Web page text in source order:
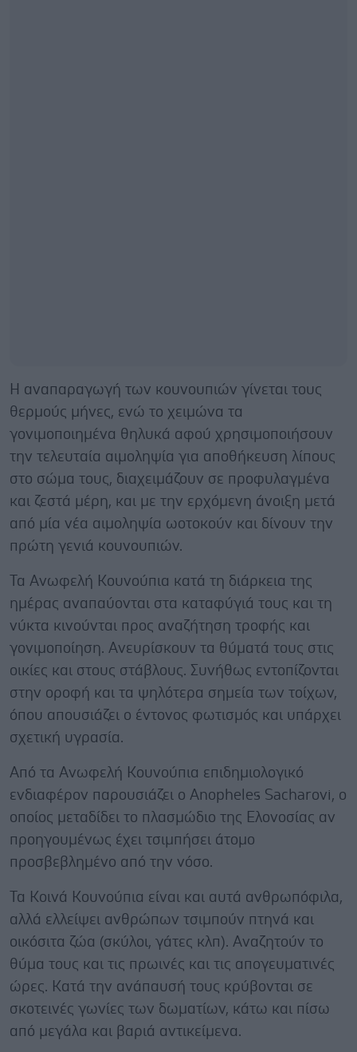
Η αναπαραγωγή των κουνουπιών γίνεται τους
θερμούς μήνες, ενώ το χειμώνα τα
γονιμοποιημένα θηλυκά αφού χρησιμοποιήσουν
την τελευταία αιμοληψία για αποθήκευση λίπους
στο σώμα τους, διαχειμάζουν σε προφυλαγμένα
και ζεστά μέρη, και με την ερχόμενη άνοιξη μετά
από μία νέα αιμοληψία ωοτοκούν και δίνουν την
πρώτη γενιά κουνουπιών.
Τα Ανωφελή Κουνούπια κατά τη διάρκεια της
ημέρας αναπαύονται στα καταφύγιά τους και τη
νύκτα κινούνται προς αναζήτηση τροφής και
γονιμοποίηση. Ανευρίσκουν τα θύματά τους στις
οικίες και στους στάβλους. Συνήθως εντοπίζονται
στην οροφή και τα ψηλότερα σημεία των τοίχων,
όπου απουσιάζει ο έντονος φωτισμός και υπάρχει
σχετική υγρασία.
Από τα Ανωφελή Κουνούπια επιδημιολογικό
ενδιαφέρον παρουσιάζει ο Anopheles Sacharovi, ο
οποίος μεταδίδει το πλασμώδιο της Ελονοσίας αν
προηγουμένως έχει τσιμπήσει άτομο
προσβεβλημένο από την νόσο.
Τα Κοινά Κουνούπια είναι και αυτά ανθρωπόφιλα,
αλλά ελλείψει ανθρώπων τσιμπούν πτηνά και
οικόσιτα ζώα (σκύλοι, γάτες κλπ). Αναζητούν το
θύμα τους και τις πρωινές και τις απογευματινές
ώρες. Κατά την ανάπαυσή τους κρύβονται σε
σκοτεινές γωνίες των δωματίων, κάτω και πίσω
από μεγάλα και βαριά αντικείμενα.